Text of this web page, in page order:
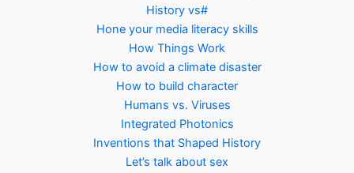
History vs#
Hone your media literacy skills
How Things Work
How to avoid a climate disaster
How to build character
Humans vs. Viruses
Integrated Photonics
Inventions that Shaped History
Let’s talk about sex